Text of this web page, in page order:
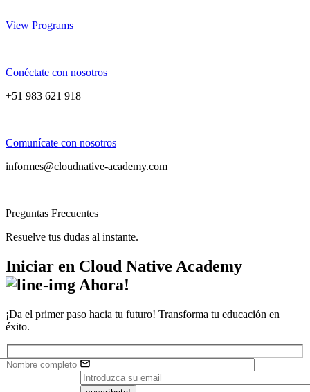
View Programs
Conéctate con nosotros
+51 983 621 918
Comunícate con nosotros
informes@cloudnative-academy.com
Preguntas Frecuentes
Resuelve tus dudas al instante.
Iniciar en Cloud Native Academy
Ahora!
¡Da el primer paso hacia tu futuro! Transforma tu educación en
éxito.